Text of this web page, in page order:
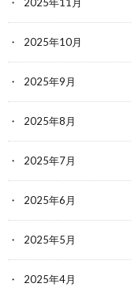
2025年10月
2025年9月
2025年8月
2025年7月
2025年6月
2025年5月
2025年4月